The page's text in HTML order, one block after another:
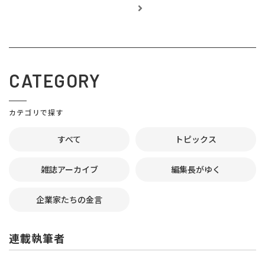
CATEGORY
カテゴリで探す
すべて トピックス
雑誌アーカイブ 編集長がゆく
企業家たちの金言
連載執筆者